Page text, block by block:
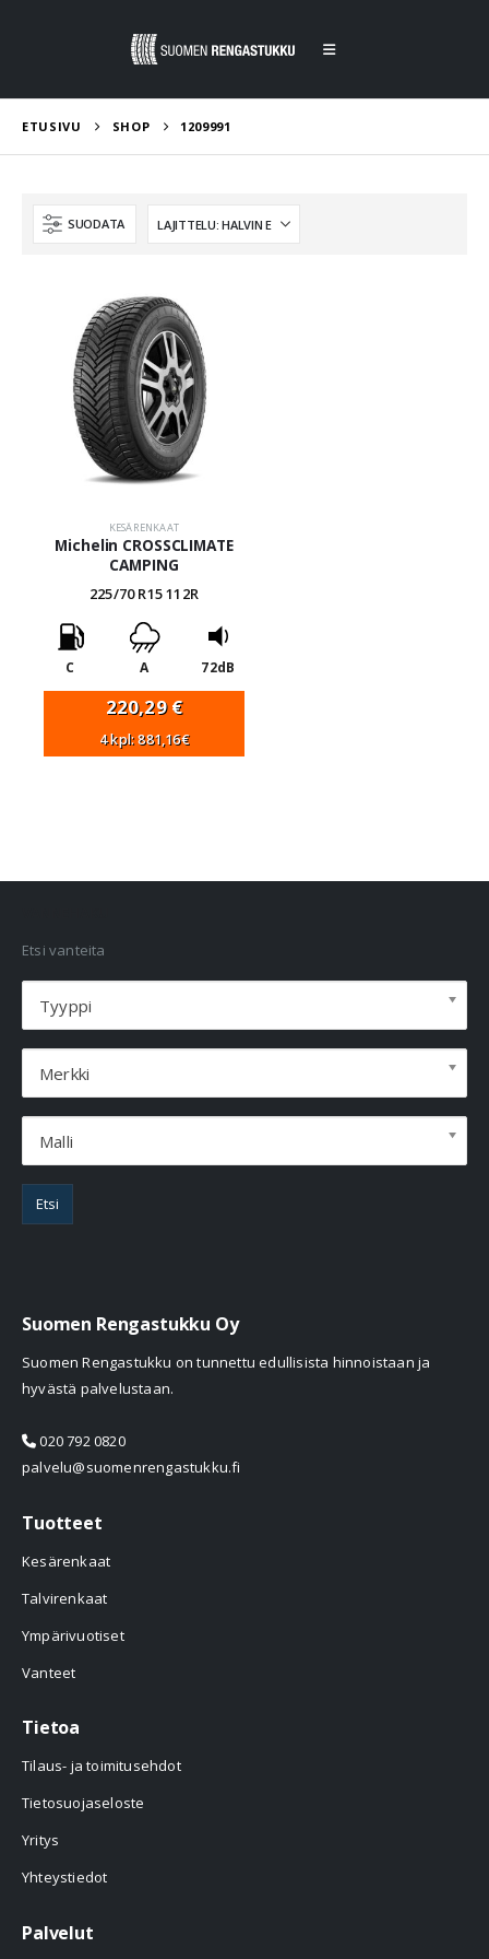
ETUSIVU SHOP 1209991
SUODATA
KESÄRENKAAT
Michelin CROSSCLIMATE
CAMPING
225/70 R15 112R
C A 72dB
220,29€
4 kpl: 881,16€
Etsi vanteita
Tyyppi
Merkki
Malli
Etsi
Suomen Rengastukku Oy
Suomen Rengastukku on tunnettu edullisista hinnoistaan ja
hyvästä palvelustaan.
020 792 0820
palvelu@suomenrengastukku.fi
Tuotteet
Kesärenkaat
Talvirenkaat
Ympärivuotiset
Vanteet
Tietoa
Tilaus- ja toimitusehdot
Tietosuojaseloste
Yritys
Yhteystiedot
Palvelut